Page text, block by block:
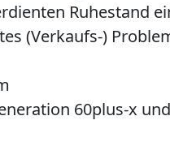
Ruhestand
(Verkaufs-)
60plus-x